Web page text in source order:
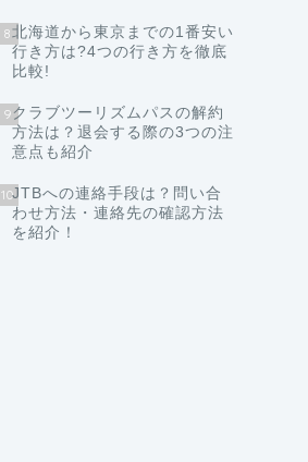
8北海道から東京までの1番安い
行き方は?4つの行き方を徹底
比較!
9 クラブツーリズムパスの解約
方法は？退会する際の3つの注
意点も紹介
10JTBへの連絡手段は？問い合
わせ方法・連絡先の確認方法
を紹介！